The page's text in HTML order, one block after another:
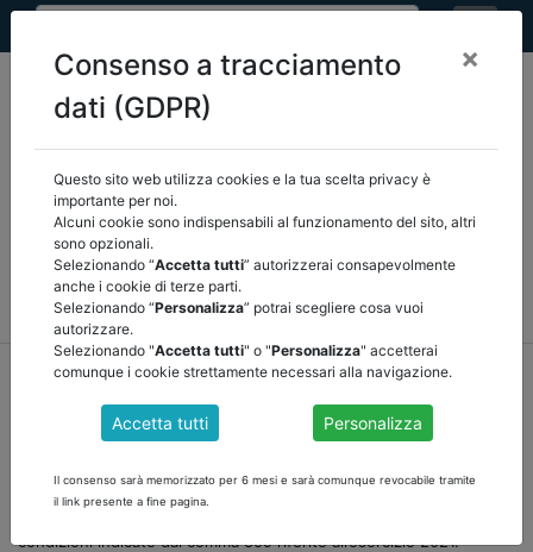
Seleziona una categoria:
COMUNICAZIONI
RASSEGNA STAMPA VEDI TUTTE
home notizie comunicazioni/torna indietro
Si ricorda agli associati che ai sensi del comma 862 della Legge
condizioni indicate dal comma 859 riferite all’esercizio 2021.
Consenso a tracciamento
dati (GDPR)
×
Questo sito web utilizza cookies e la tua scelta privacy è
importante per noi.
Alcuni cookie sono indispensabili al funzionamento del sito, altri
sono opzionali.
Selezionando “Accetta tutti” autorizzerai consapevolmente
anche i cookie di terze parti.
Selezionando “Personalizza” potrai scegliere cosa vuoi
autorizzare.
Selezionando "Accetta tutti" o "Personalizza" accetterai
comunque i cookie strettamente necessari alla navigazione.
Accetta tutti Personalizza
Il consenso sarà memorizzato per 6 mesi e sarà comunque revocabile tramite
il link presente a fine pagina.